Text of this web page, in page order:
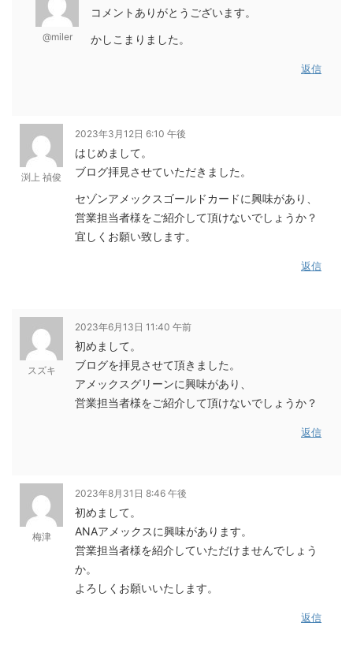
@miler
コメントありがとうございます。
かしこまりました。
返信
渕上 禎俊
2023年3月12日 6:10 午後
はじめまして。
ブログ拝見させていただきました。
セゾンアメックスゴールドカードに興味があり、
営業担当者様をご紹介して頂けないでしょうか？
宜しくお願い致します。
返信
スズキ
2023年6月13日 11:40 午前
初めまして。
ブログを拝見させて頂きました。
アメックスグリーンに興味があり、
営業担当者様をご紹介して頂けないでしょうか？
返信
梅津
2023年8月31日 8:46 午後
初めまして。
ANAアメックスに興味があります。
営業担当者様を紹介していただけませんでしょう
か。
よろしくお願いいたします。
返信